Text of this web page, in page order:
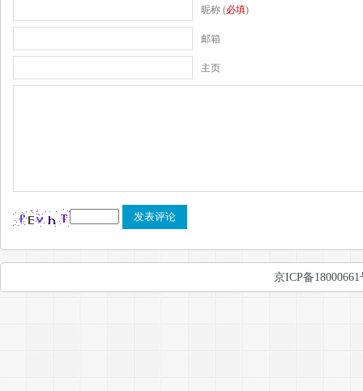
昵称 (必填)
邮箱
主页
京ICP备18000661